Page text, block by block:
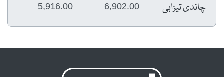
چاندی تیزابی 6,902.00
5,916.00